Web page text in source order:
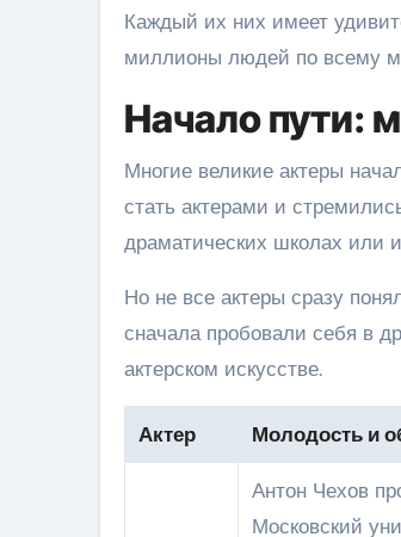
Каждый их них имеет
миллионы людей по всему
Начало пути:
Многие великие актеры
стать актерами и
драматических школах или
Но не все актеры сразу
сначала пробовали себя в
актерском искусстве.
Актер Молодость и
Антон Чехов
Московский